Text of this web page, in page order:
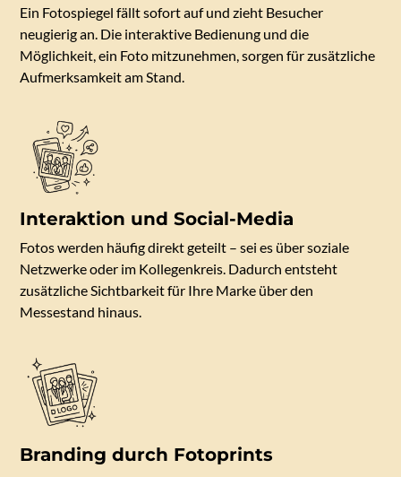
Ein Fotospiegel fällt sofort auf und zieht Besucher
neugierig an. Die interaktive Bedienung und die
Möglichkeit, ein Foto mitzunehmen, sorgen für zusätzliche
Aufmerksamkeit am Stand.
Interaktion und Social-Media
Fotos werden häufig direkt geteilt – sei es über soziale
Netzwerke oder im Kollegenkreis. Dadurch entsteht
zusätzliche Sichtbarkeit für Ihre Marke über den
Messestand hinaus.
Branding durch Fotoprints